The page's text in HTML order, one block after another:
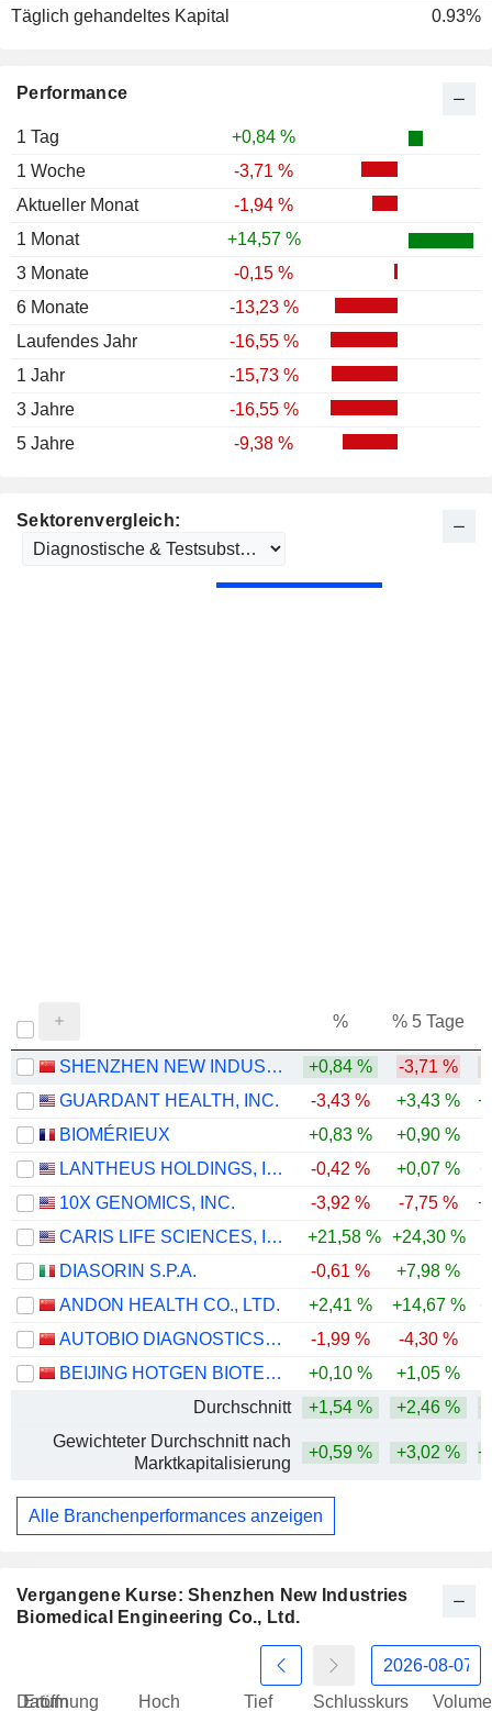
Performance
1 Tag
+0,84 %
1 Woche
-3,71 %
Aktueller Monat
-1,94 %
1 Monat
+14,57 %
3 Monate
-0,15 %
6 Monate
-13,23 %
Laufendes Jahr
-16,55 %
1 Jahr
-15,73 %
3 Jahre
-16,55 %
5 Jahre
-9,38 %
Täglich gehandeltes Kapital
0.93%
Sektorenvergleich:
% % 5 Tage
SHENZHEN NEW INDUSTRIES BIOMEDICAL ENGINEERING CO., LTD. +0,84 % -3,71 %
GUARDANT HEALTH, INC.
-3,43 % +3,43 %
BIOMÉRIEUX
+0,83 % +0,90 %
LANTHEUS HOLDINGS, INC.
-0,42 % +0,07 %
10X GENOMICS, INC.
-3,92 % -7,75 %
CARIS LIFE SCIENCES, INC.
+21,58 % +24,30 %
DIASORIN S.P.A.
-0,61 % +7,98 %
ANDON HEALTH CO., LTD.
+2,41 % +14,67 %
AUTOBIO DIAGNOSTICS CO., LTD.
-1,99 % -4,30 %
BEIJING HOTGEN BIOTECH CO., LTD.
+0,10 % +1,05 %
Durchschnitt
+1,54 % +2,46 %
Gewichteter Durchschnitt nach
Marktkapitalisierung
+0,59 % +3,02 %
Alle Branchenperformances anzeigen
Vergangene Kurse: Shenzhen New Industries
Biomedical Engineering Co., Ltd.
Datum
Eröffnung Hoch Tief Schlusskurs